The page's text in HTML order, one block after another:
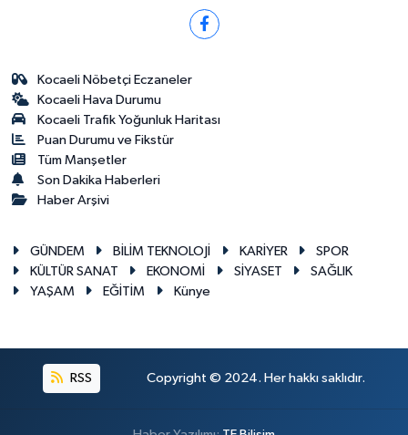
Kocaeli Nöbetçi Eczaneler
Kocaeli Hava Durumu
Kocaeli Trafik Yoğunluk Haritası
Puan Durumu ve Fikstür
Tüm Manşetler
Son Dakika Haberleri
Haber Arşivi
GÜNDEM BİLİM TEKNOLOJİ KARİYER
SPOR
KÜLTÜR SANAT
EKONOMİ SİYASET
SAĞLIK
YAŞAM
EĞİTİM Künye
RSS Copyright © 2024. Her hakkı saklıdır.